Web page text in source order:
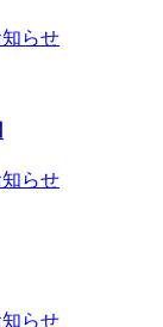
らせ
らせ
らせ